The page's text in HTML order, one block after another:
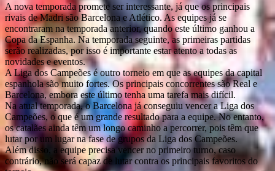
A nova temporada promete ser interessante, já que os principais
rivais de Madri são Barcelona e Atlético. As equipes já se
encontraram na temporada anterior, quando este último ganhou a
Copa da Espanha. Na temporada seguinte, as primeiras partidas
serão realizadas, por isso é importante estar atento a todas as
novidades e eventos.
A Liga dos Campeões é outro torneio em que as equipes da capital
espanhola são muito fortes. Os principais concorrentes são Real e
Barcelona, embora este último tenha uma tarefa mais difícil.
Na atual temporada, o Barcelona já conseguiu vencer a Liga dos
Campeões, o que é um grande resultado para a equipe. No entanto,
os catalães ainda têm um longo caminho a percorrer, pois têm que
lutar por um lugar na fase de grupos da Liga dos Campeões.
Além disso, a equipe precisa vencer no primeiro turno, caso
contrário, não será capaz de lutar contra os principais favoritos do